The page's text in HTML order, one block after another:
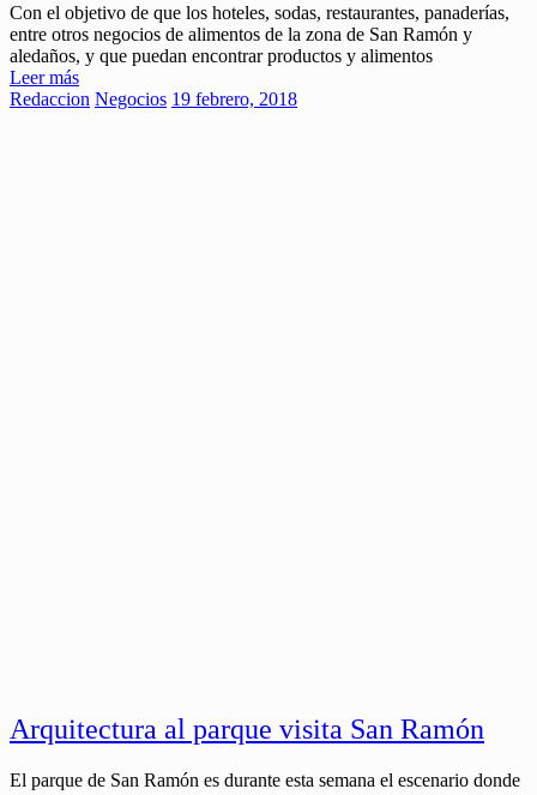
Con el objetivo de que los hoteles, sodas, restaurantes, panaderías,
entre otros negocios de alimentos de la zona de San Ramón y
aledaños, y que puedan encontrar productos y alimentos
Leer más
Redaccion Negocios 19 febrero, 2018
Arquitectura al parque visita San Ramón
El parque de San Ramón es durante esta semana el escenario donde